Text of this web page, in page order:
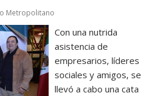
Metropolitano
Con una nutrida
asistencia de
empresarios, líderes
sociales y amigos, se
llevó a cabo una cata